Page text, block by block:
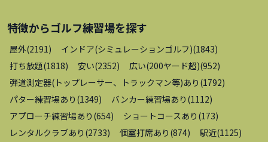
特徴からゴルフ練習場を探す
屋外(2191 ) インドア(シミュレーションゴルフ)(1843)
打ち放題(1818) 安い(2352) 広い(200ヤード超)(952)
弾道測定器(トップレーサー、トラックマン等)あり (1792)
パター練習場あり (1349) バンカー練習場あり (1112)
アプローチ練習場あり (654) ショートコースあり (173)
レンタルクラブあり (2733) 個室打席あり (874) 駅近(1125)